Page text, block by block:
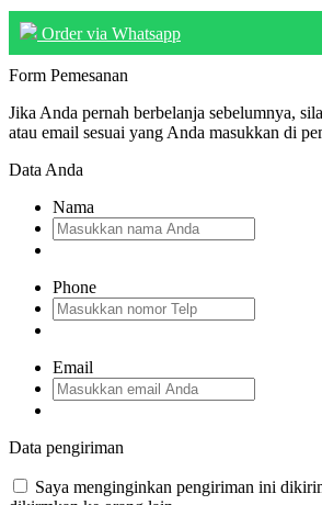
Order via Whatsapp
Form Pemesanan
Jika Anda pernah berbelanja sebelumnya,
atau email sesuai yang Anda masukkan di
Data Anda
Nama
Phone
Email
Data pengiriman
Saya menginginkan pengiriman ini